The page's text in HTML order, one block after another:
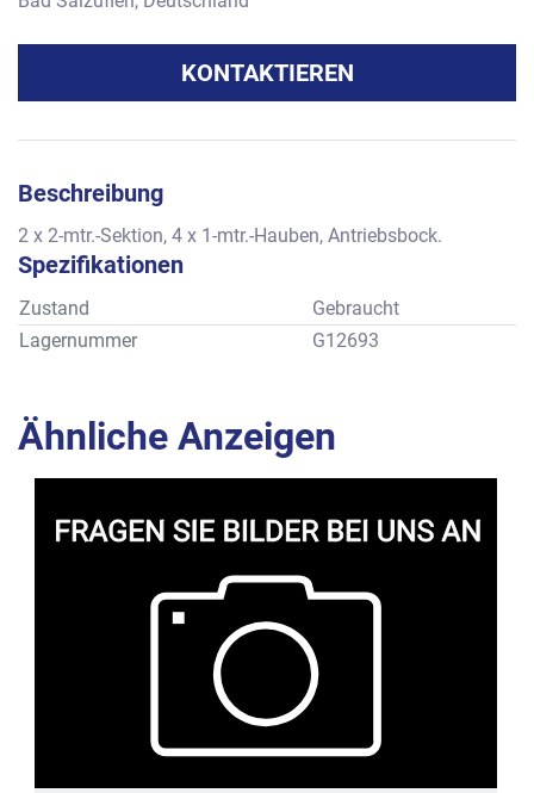
KONTAKTIEREN
Beschreibung
2 x 2-mtr.-Sektion, 4 x 1-mtr.-Hauben, Antriebsbock.
Spezifikationen
Zustand
Gebraucht
Lagernummer
G12693
Ähnliche Anzeigen